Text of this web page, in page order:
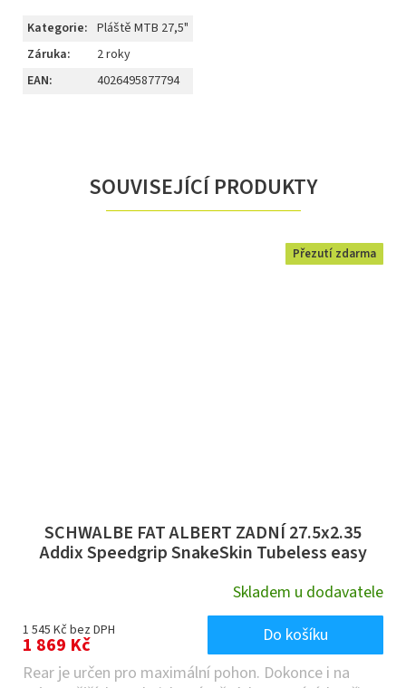
SOUVISEJÍCÍ PRODUKTY
Přezutí zdarma
SCHWALBE FAT ALBERT ZADNÍ 27.5x2.35
Addix Speedgrip SnakeSkin Tubeless easy
Skladem u dodavatele
1 545 Kč bez DPH
1 869 Kč
Do košíku
Rear je určen pro maximální pohon. Dokonce i na
Kategorie: Pláště MTB 27,5"
Záruka:
2 roky
EAN: 4026495877794